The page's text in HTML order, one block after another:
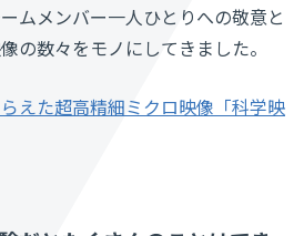
ムメンバー一人ひとりへの敬意と
の数々をモノにしてきました。
えた超高精細ミクロ映像「科学映